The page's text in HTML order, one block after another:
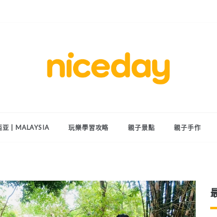
子X體驗
亚 | MALAYSIA 玩樂學習攻略 親子景點 親子手作